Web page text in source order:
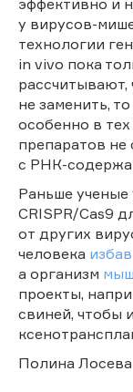
у вирусов-
технологии
in vivo пока
не заменить,
особенно в
препаратов не
с РНК-
Раньше
CRISPR/Cas9
от других
человека
а организм
проекты,
свиней, чтобы
Полина Лосева